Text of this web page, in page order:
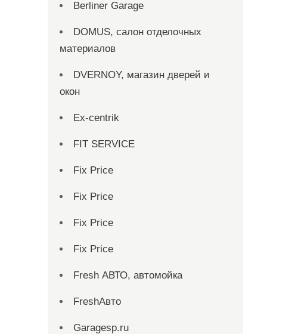
Berliner Garage
DOMUS, салон отделочных
материалов
DVERNOY, магазин дверей и
окон
Ex-centrik
FIT SERVICE
Fix Price
Fix Price
Fix Price
Fix Price
Fresh АВТО, автомойка
FreshАвто
Garagesp.ru